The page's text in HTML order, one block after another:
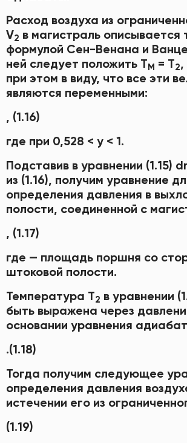
Расход воздуха из
V2 в магистраль описывается
формулой Сен-Венана и
ней следует положить ТМ = Т2,
при этом в виду, что все эти
являются переменными:
, (1.16)
где при 0,528 < у < 1.
Подставив в уравнении (1.15)
из (1.16), получим уравнение
определения давления в
полости, соединенной с
, (1.17)
где — площадь поршня со
штоковой полости.
Температура Т2 в уравнении
быть выражена через
основании уравнения
.(1.18)
Тогда получим следующее
определения давления
истечении его из
(1.19)